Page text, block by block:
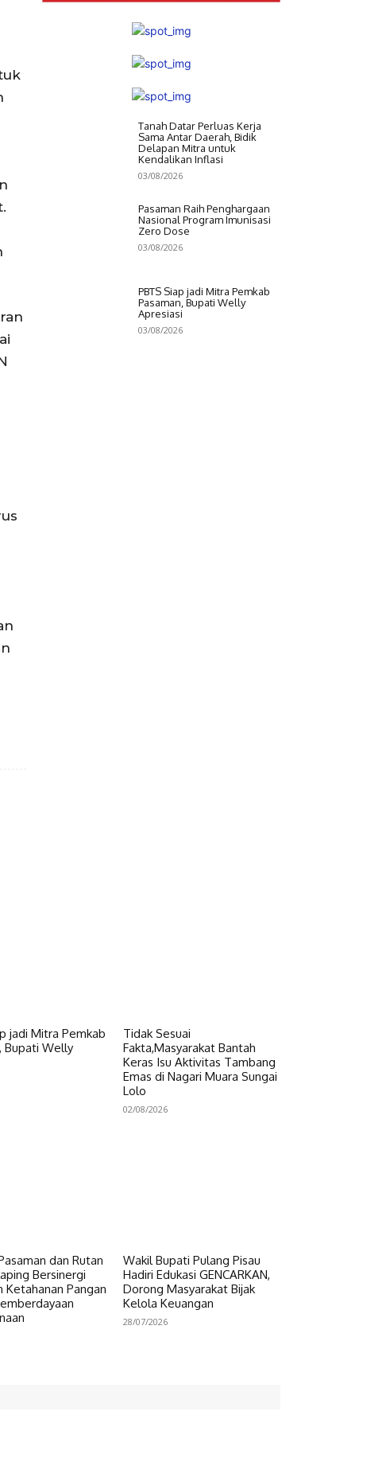
Tanah Datar Perluas Kerja
Sama Antar Daerah, Bidik
Delapan Mitra untuk
Kendalikan Inflasi
03/08/2026
Pasaman Raih Penghargaan
Nasional Program Imunisasi
Zero Dose
03/08/2026
PBTS Siap jadi Mitra Pemkab
Pasaman, Bupati Welly
Apresiasi
03/08/2026
jadi Mitra Pemkab
Bupati Welly
Tidak Sesuai
Fakta,Masyarakat Bantah
Keras Isu Aktivitas Tambang
Emas di Nagari Muara Sungai
Lolo
02/08/2026
dan Rutan
Bersinergi
Ketahanan Pangan
Wakil Bupati Pulang Pisau
Hadiri Edukasi GENCARKAN,
Dorong Masyarakat Bijak
Kelola Keuangan
28/07/2026